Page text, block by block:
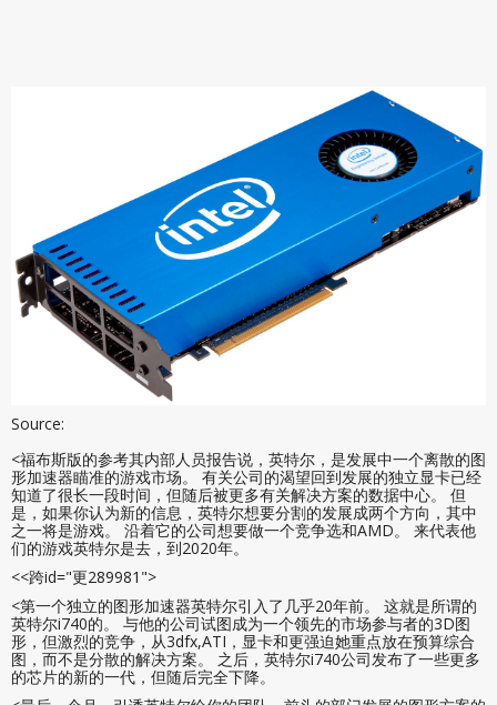
Source:
<福布斯版的参考其内部人员报告说，英特尔，是发展中一个离散的图
形加速器瞄准的游戏市场。 有关公司的渴望回到发展的独立显卡已经
知道了很长一段时间，但随后被更多有关解决方案的数据中心。 但
是，如果你认为新的信息，英特尔想要分割的发展成两个方向，其中
之一将是游戏。 沿着它的公司想要做一个竞争选和AMD。 来代表他
们的游戏英特尔是去，到2020年。
<<跨id="更289981">
<第一个独立的图形加速器英特尔引入了几乎20年前。 这就是所谓的
英特尔i740的。 与他的公司试图成为一个领先的市场参与者的3D图
形，但激烈的竞争，从3dfx,ATI，显卡和更强迫她重点放在预算综合
图，而不是分散的解决方案。 之后，英特尔i740公司发布了一些更多
的芯片的新的一代，但随后完全下降。